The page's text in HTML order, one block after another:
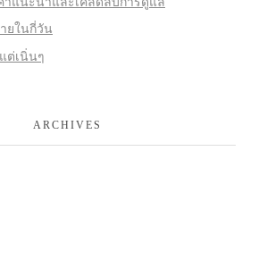
ยในกี่วัน
ต่เนิ่นๆ
ARCHIVES